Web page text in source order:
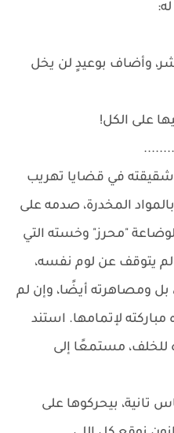
وأضاف بوعيدٍ لن يخل
على الكل!
شقيقته في قضايا تهريب
المخدرة، صدمه على
"محرز" وخسته التي
لم يتوقف عن لوم نفسه،
بل ومصاهرته أيضًا، وإن لم
لإتمامها. استند
للخلف، مستمعًا إلى
تانية، بيحركوها على